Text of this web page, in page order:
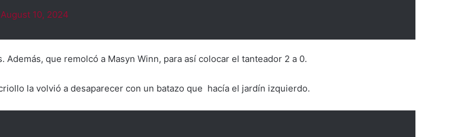
August 10, 2024
que remolcó a Masyn Winn, para así colocar el tanteador 2 a 0.
la volvió a desaparecer con un batazo que hacía el jardín izquierdo.